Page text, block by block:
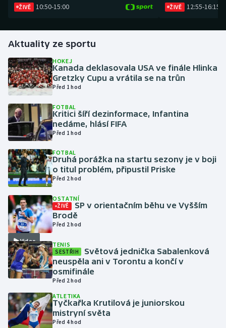
Florbal
Futsal
Golf
Gymnastika
Jezdectví
Judo
Krasobruslení
Lezení
Lyže a snowboard
Moderní pětiboj
Motorsport
ŽIVĚ 10:50-15:00 ŽIVĚ 12:55-16:15
Aktuality ze sportu
HOKEJ
Kanada deklasovala USA ve finále Hlinka
Gretzky Cupu a vrátila se na trůn
Před 1 hod
FOTBAL
Kritici šíří dezinformace, Infantina
nedáme, hlásí FIFA
Před 1 hod
FOTBAL
Druhá porážka na startu sezony je v boji
o titul problém, připustil Priske
Před 2 hod
Video
OSTATNÍ
ŽIVĚ
SP v orientačním běhu ve Vyšším
Brodě
Před 2 hod
TENIS
SESTŘIH
Světová jednička Sabalenková
neuspěla ani v Torontu a končí v
osmifinále
Před 2 hod
ATLETIKA
Tyčkařka Krutilová je juniorskou
mistryní světa
Před 4 hod